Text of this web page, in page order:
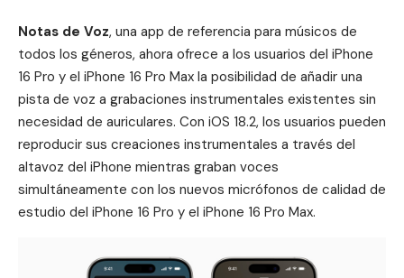
Notas de Voz, una app de referencia para músicos de
todos los géneros, ahora ofrece a los usuarios del iPhone
16 Pro y el iPhone 16 Pro Max la posibilidad de añadir una
pista de voz a grabaciones instrumentales existentes sin
necesidad de auriculares. Con iOS 18.2, los usuarios pueden
reproducir sus creaciones instrumentales a través del
altavoz del iPhone mientras graban voces
simultáneamente con los nuevos micrófonos de calidad de
estudio del iPhone 16 Pro y el iPhone 16 Pro Max.